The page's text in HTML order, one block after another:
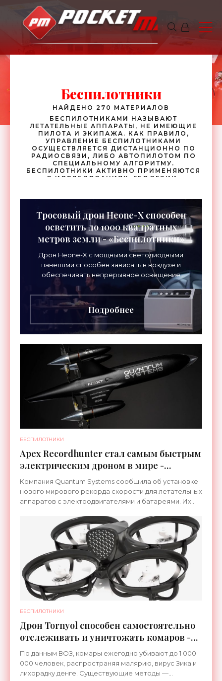
Беспилотники
НАЙДЕНО 270 МАТЕРИАЛОВ
БЕСПИЛОТНИКАМИ НАЗЫВАЮТ
ЛЕТАТЕЛЬНЫЕ АППАРАТЫ, НЕ ИМЕЮЩИЕ
ПИЛОТА И ЭКИПАЖА. КАК ПРАВИЛО,
УПРАВЛЕНИЕ БЕСПИЛОТНИКАМИ
ОСУЩЕСТВЛЯЕТСЯ ДИСТАНЦИОННО ПО
РАДИОСВЯЗИ, ЛИБО АВТОПИЛОТОМ ПО
СПЕЦИАЛЬНОМУ АЛГОРИТМУ.
БЕСПИЛОТНИКИ АКТИВНО ПРИМЕНЯЮТСЯ
В ИССЛЕДОВАНИЯХ, ГЕОДЕЗИИ,
ПОСЛЕДНЕЕ ВРЕМЯ АРМИЯ БЕСПИЛОТНЫХ
АППАРАТОВ ВСЁ ЧАЩЕ ПОПОЛНЯЕТСЯ
НАЗЕМНОЙ И ВОДНОЙ ТЕХНИКОЙ.
Тросовый дрон Heone-X способен
осветить до 1000 квадратных
метров земли - «Беспилотники»
Дрон Heone-X с мощными светодиодными
панелями способен зависать в воздухе и
обеспечивать непрерывное освещение
пространства на протяжении целых суток. В
отличие от стационарных источников
Подробнее
БЕСПИЛОТНИКИ
Apex Recordhunter стал самым быстрым
электрическим дроном в мире -
«Беспилотники»
Компания Quantum Systems сообщила об установке
нового мирового рекорда скорости для летательных
аппаратов с электродвигателями и батареями. Их
разогнаться
БЕСПИЛОТНИКИ
Дрон Tornyol способен самостоятельно
отслеживать и уничтожать комаров -
«Беспилотники»
По данным ВОЗ, комары ежегодно убивают до 1 000
000 человек, распространяя малярию, вирус Зика и
лихорадку денге. Существующие методы —